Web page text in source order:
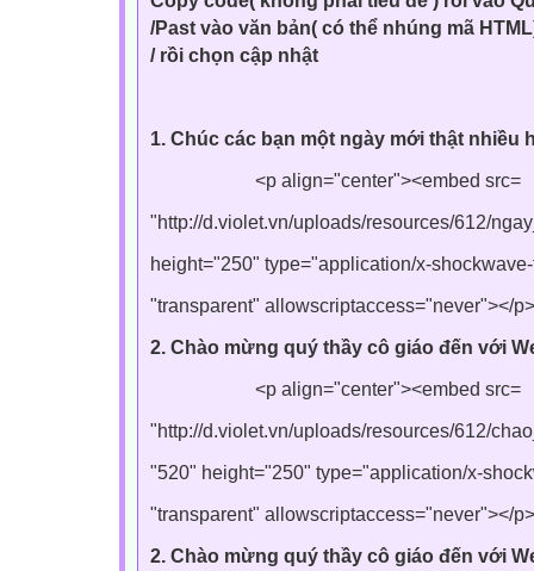
/Past vào văn bản( có thể nhúng mã
/ rồi chọn cập nhật
1. Chúc các bạn một ngày mới thật nhiều
<p align="center"><embed src=
"http://d.violet.vn/uploads/resources/612/
height="250" type="application/x-
"transparent" allowscriptaccess="never"></p>
2. Chào mừng quý thầy cô giáo đến với
<p align="center"><embed src=
"http://d.violet.vn/uploads/resources/612/
"520" height="250" type="application/x-
"transparent" allowscriptaccess="never"></p>
2. Chào mừng quý thầy cô giáo đến với